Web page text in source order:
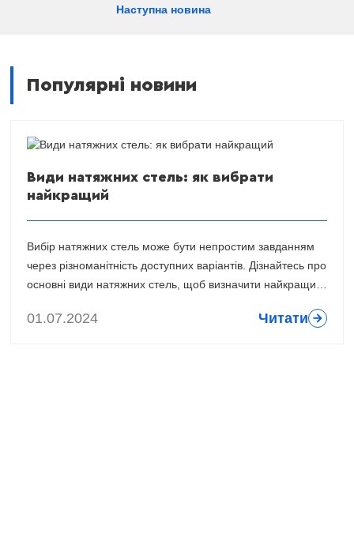
Наступна новина
Популярні новини
Види натяжних стель: як вибрати
найкращий
Вибір натяжних стель може бути непростим завданням
через різноманітність доступних варіантів. Дізнайтесь про
основні види натяжних стель, щоб визначити найкращий
01.07.2024 Читати